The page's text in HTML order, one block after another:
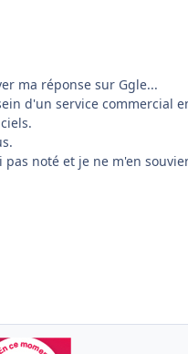
ma réponse sur Ggle...
d'un service commercial
noté et je ne m'en